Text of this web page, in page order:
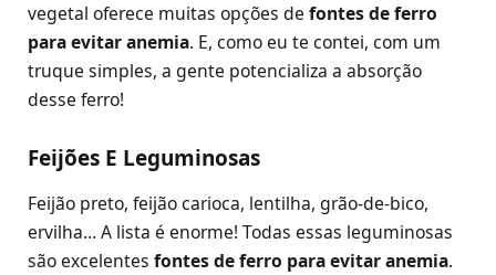
vegetal oferece muitas opções de fontes de ferro
para evitar anemia. E, como eu te contei, com um
truque simples, a gente potencializa a absorção
desse ferro!
Feijões E Leguminosas
Feijão preto, feijão carioca, lentilha, grão-de-bico,
ervilha… A lista é enorme! Todas essas leguminosas
são excelentes fontes de ferro para evitar anemia.